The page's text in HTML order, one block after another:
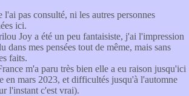
l'ai pas consulté, ni les autres personnes
ici.
Joy a été un peu fantaisiste, j'ai l'impression
dans mes pensées tout de même, mais sans
faits.
m'a paru très bien elle a eu raison jusqu'ici
en mars 2023, et difficultés jusqu'à l'automne
l'instant c'est vrai).